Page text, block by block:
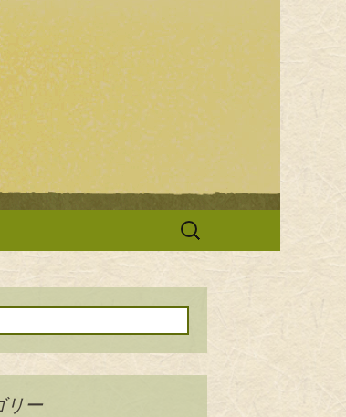
ぐら寿
せしていきます。
検
リー